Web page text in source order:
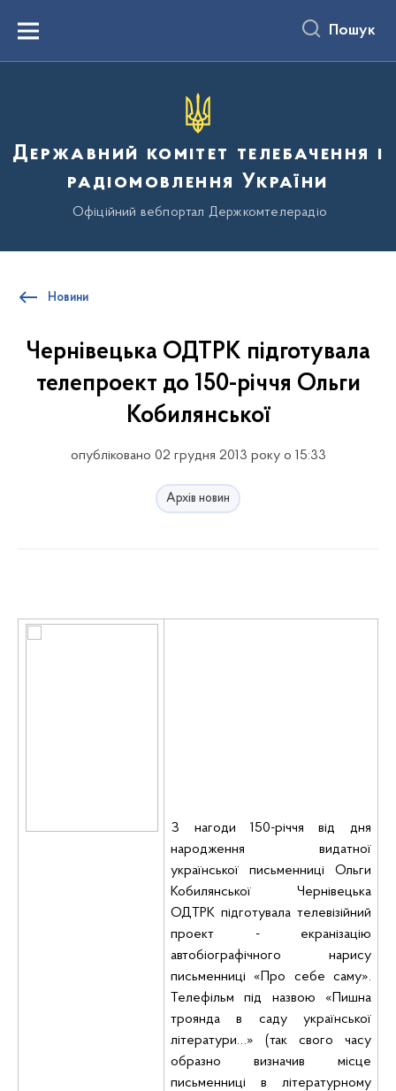
вмістуMenu Пошук
Державний комітет телебачення і
радіомовлення України
Офіційний вебпортал Держкомтелерадіо
Новини
Чернівецька ОДТРК підготувала
телепроект до 150-річчя Ольги
Кобилянської
опубліковано 02 грудня 2013 року о 15:33
Архів новин
З нагоди 150-річчя від дня
народження видатної
української письменниці Ольги
Кобилянської Чернівецька
ОДТРК підготувала телевізійний
проект - екранізацію
автобіографічного нарису
письменниці « Про себе саму».
Телефільм під назвою «Пишна
троянда в саду української
літератури…» (так свого часу
образно визначив місце
письменниці в літературному